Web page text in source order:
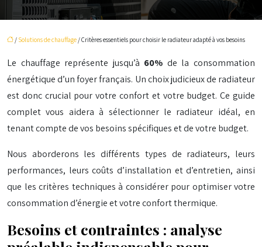
/ Solutions de chauffage / Critères essentiels pour choisir le radiateur adapté à vos besoins
Le chauffage représente jusqu’à 60% de la consommation
énergétique d’un foyer français. Un choix judicieux de radiateur
est donc crucial pour votre confort et votre budget. Ce guide
complet vous aidera à sélectionner le radiateur idéal, en
tenant compte de vos besoins spécifiques et de votre budget.
Nous aborderons les différents types de radiateurs, leurs
performances, leurs coûts d’installation et d’entretien, ainsi
que les critères techniques à considérer pour optimiser votre
consommation d’énergie et votre confort thermique.
Besoins et contraintes : analyse